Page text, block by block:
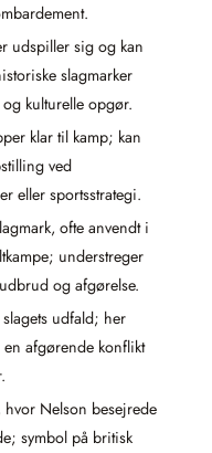
udspiller sig og kan
slagmarker
kulturelle opgør.
klar til kamp; kan
ved
eller sportsstrategi.
ofte anvendt i
understreger
og afgørelse.
udfald; her
afgørende konflikt
hvor Nelson besejrede
symbol på britisk